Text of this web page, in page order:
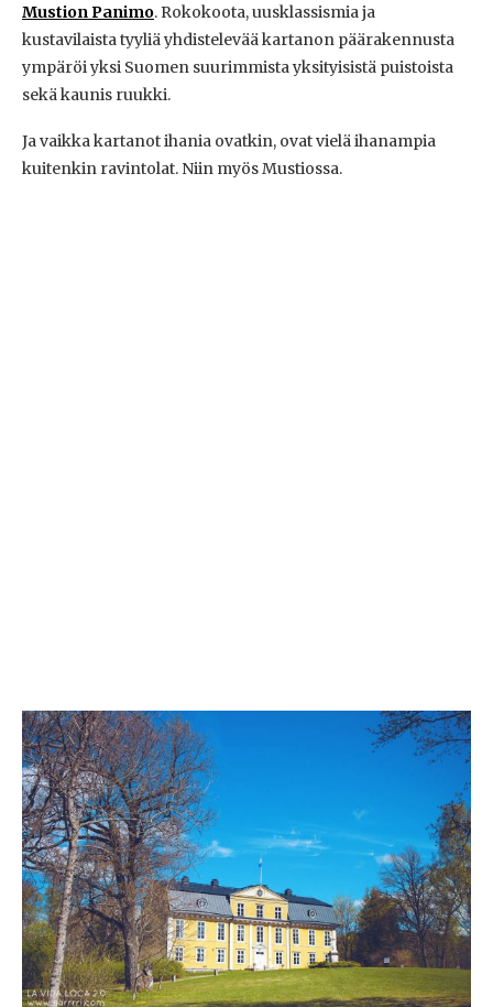
Mustion Panimo. Rokokoota, uusklassismia ja
kustavilaista tyyliä yhdistelevää kartanon päärakennusta
ympäröi yksi Suomen suurimmista yksityisistä puistoista
sekä kaunis ruukki.
Ja vaikka kartanot ihania ovatkin, ovat vielä ihanampia
kuitenkin ravintolat. Niin myös Mustiossa.